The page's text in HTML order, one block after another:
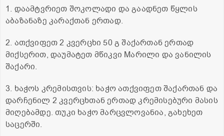
1. დაამტვრიეთ შოკოლადი და გაადნეთ წყლის
აბაზანაზე კარაქთან ერთად.
2. ათქვიფეთ 2 კვერცხი 50 გ შაქართან ერთად
მიქსერით, დაუმატეთ მწიკვი Mარილი და ვანილის
შაქარი.
3. ხაჭოს კრემისთვის: ხაჭო ათქვიფეთ შაქართან და
დარჩენილ 2 კვერცხთან ერთად კრემისებური მასის
მიღებამდე. თუკი ხაჭო მარცვლოვანია, გახეხეთ
საცერში.